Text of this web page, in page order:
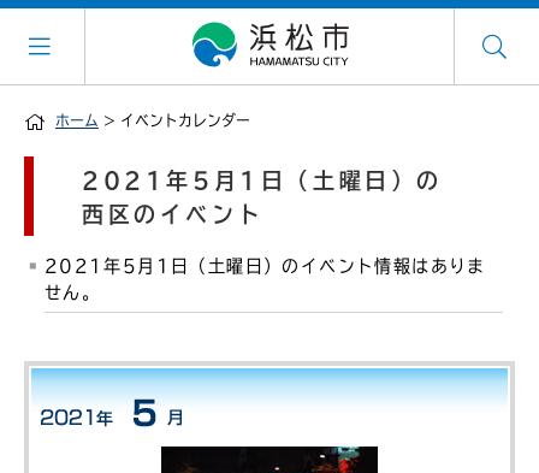
ホーム > イベントカレンダー
2021年5月1日（土曜日）の
西区のイベント
2021年5月1日（土曜日）のイベント情報はありま
せん。